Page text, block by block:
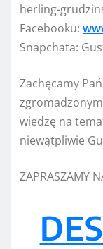
herling-
Facebooku:
Snapchata:
Zachęcamy
wiedzę na
niewątpliwie
ZAPRASZAMY